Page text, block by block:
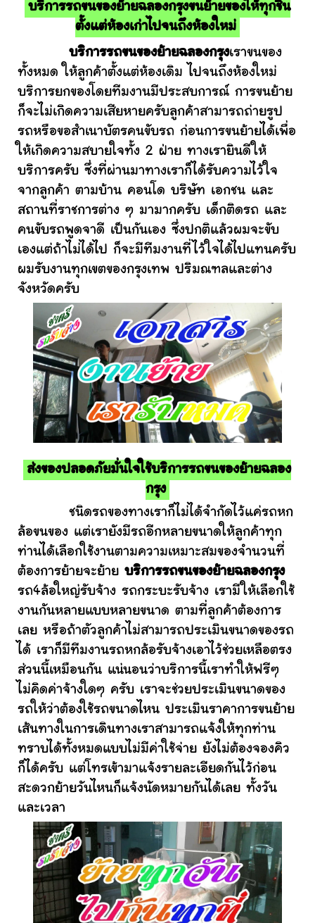
บริการรถขนของย้ายฉลองกรุงขนย้ายของให้ทุกชิ้น
ตั้งแต่ห้องเก่าไปจนถึงห้องใหม่
บริการรถขนของย้ายฉลองกรุงเราขนของ
ทั้งหมด ให้ลูกค้าตั้งแต่ห้องเดิม ไปจนถึงห้องใหม่
บริการยกของโดยทีมงานมีประสบการณ์ การขนย้าย
ก็จะไม่เกิดความเสียหายครับลูกค้าสามารถถ่ายรูป
รถหรือขอสำเนาบัตรคนขับรถ ก่อนการขนย้ายได้เพื่อ
ให้เกิดความสบายใจทั้ง 2 ฝ่าย ทางเรายินดีให้
บริการครับ ซึ่งที่ผ่านมาทางเราก็ได้รับความไว้ใจ
จากลูกค้า ตามบ้าน คอนโด บริษัท เอกชน และ
สถานที่ราชการต่าง ๆ มามากครับ เด็กติดรถ และ
คนขับรถพูดจาดี เป็นกันเอง ซึ่งปกติแล้วผมจะขับ
เองแต่ถ้าไม่ได้ไป ก็จะมีทีมงานที่ไว้ใจได้ไปแทนครับ
ผมรับงานทุกเขตของกรุงเทพ ปริมณฑลและต่าง
จังหวัดครับ
ส่งของปลอดภัยมั่นใจใช้บริการรถขนของย้ายฉลอง
กรุง
ชนิดรถของทางเราก็ไม่ได้จำกัดไว้แค่รถหก
ล้อขนของ แต่เรายังมีรถอีกหลายขนาดให้ลูกค้าทุก
ท่านได้เลือกใช้งานตามความเหมาะสมของจำนวนที่
ต้องการย้ายจะย้ายบริการรถขนของย้ายฉลองกรุง
รถ4ล้อใหญ่รับจ้าง รถกระบะรับจ้าง เรามีให้เลือกใช้
งานกันหลายแบบหลายขนาด ตามที่ลูกค้าต้องการ
เลย หรือถ้าตัวลูกค้าไม่สามารถประเมินขนาดของรถ
ได้ เราก็มีทีมงานรถหกล้อรับจ้างเอาไว้ช่วยเหลือตรง
ส่วนนี้เหมือนกัน แน่นอนว่าบริการนี้เราทำให้ฟรีๆ
ไม่คิดค่าจ้างใดๆ ครับ เราจะช่วยประเมินขนาดของ
รถให้ว่าต้องใช้รถขนาดไหน ประเมินราคาการขนย้าย
เส้นทางในการเดินทางเราสามารถแจ้งให้ทุกท่าน
ทราบได้ทั้งหมดแบบไม่มีค่าใช้จ่าย ยังไม่ต้องจองคิว
ก็ได้ครับ แต่โทรเข้ามาแจ้งรายละเอียดกันไว้ก่อน
สะดวกย้ายวันไหนก็แจ้งนัดหมายกันได้เลย ทั้งวัน
และเวลา